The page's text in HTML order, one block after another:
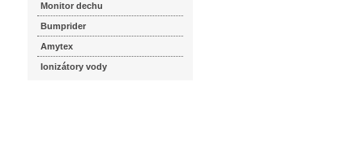
Monitor dechu
Bumprider
Amytex
Ionizátory vody